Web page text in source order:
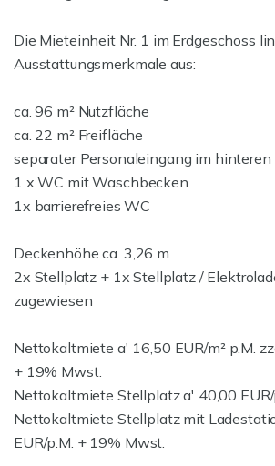
Die Mieteinheit Nr. 1 im Erdgeschoss
Ausstattungsmerkmale aus:
ca. 96 m² Nutzfläche
ca. 22 m² Freifläche
separater Personaleingang im hinteren
1 x WC mit Waschbecken
1x barrierefreies WC
Deckenhöhe ca. 3,26 m
2x Stellplatz + 1x Stellplatz /
zugewiesen
Nettokaltmiete a' 16,50 EUR/m² p.M.
+ 19% Mwst.
Nettokaltmiete Stellplatz a' 40,00
Nettokaltmiete Stellplatz mit
EUR/p.M. + 19% Mwst.